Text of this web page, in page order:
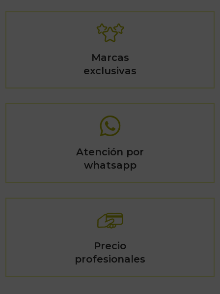
Marcas
exclusivas
Atención por
whatsapp
Precio
profesionales